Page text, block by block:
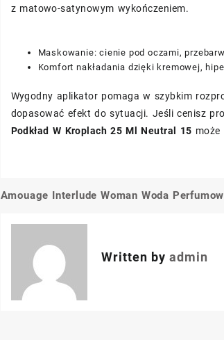
z matowo-satynowym wykończeniem.
Maskowanie: cienie pod oczami,
Komfort nakładania dzięki kremowej,
Wygodny aplikator pomaga w szybkim
dopasować efekt do sytuacji. Jeśli cenisz
Podkład W Kroplach 25 Ml Neutral 15
Nawigacja
wpisu
Amouage Interlude Woman Woda
Written by admin